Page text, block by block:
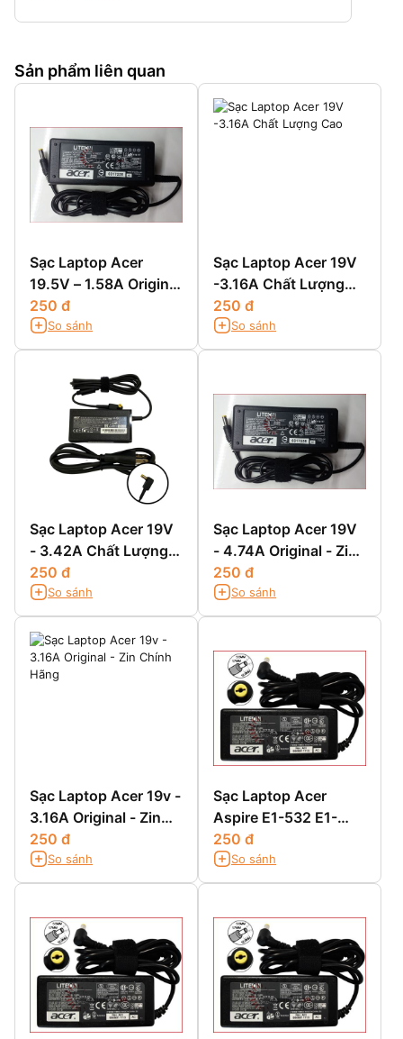
Sản phẩm liên quan
Sạc Laptop Acer
19.5V – 1.58A Original
- Zin Chính Hãng
250 đ
So sánh
Sạc Laptop Acer 19V
-3.16A Chất Lượng
Cao
250 đ
So sánh
Sạc Laptop Acer 19V
- 3.42A Chất Lượng
Cao
250 đ
So sánh
Sạc Laptop Acer 19V
- 4.74A Original - Zin
Chính Hãng
250 đ
So sánh
Sạc Laptop Acer 19v -
3.16A Original - Zin
Chính Hãng
250 đ
So sánh
Sạc Laptop Acer
Aspire E1-532 E1-
532G E1-532P E1-
532PG
250 đ
So sánh